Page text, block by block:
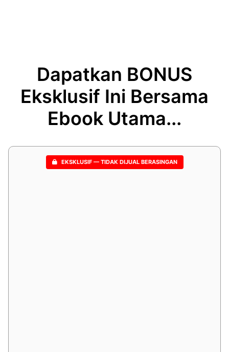
Dapatkan BONUS
Eksklusif Ini Bersama
Ebook Utama...
EKSKLUSIF — TIDAK DIJUAL BERASINGAN